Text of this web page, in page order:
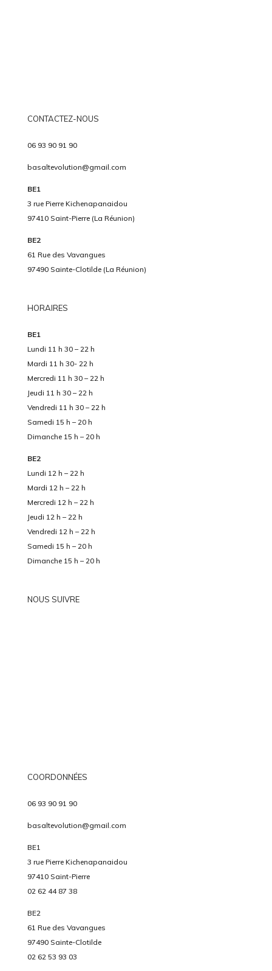
CONTACTEZ-NOUS
06 93 90 91 90
basaltevolution@gmail.com
BE1
3 rue Pierre Kichenapanaidou
97410 Saint-Pierre (La Réunion)
BE2
61 Rue des Vavangues
97490 Sainte-Clotilde (La Réunion)
HORAIRES
BE1
Lundi 11 h 30 – 22 h
Mardi 11 h 30- 22 h
Mercredi 11 h 30 – 22 h
Jeudi 11 h 30 – 22 h
Vendredi 11 h 30 – 22 h
Samedi 15 h – 20 h
Dimanche 15 h – 20 h
BE2
Lundi 12 h – 22 h
Mardi 12 h – 22 h
Mercredi 12 h – 22 h
Jeudi 12 h – 22 h
Vendredi 12 h – 22 h
Samedi 15 h – 20 h
Dimanche 15 h – 20 h
NOUS SUIVRE
COORDONNÉES
06 93 90 91 90
basaltevolution@gmail.com
BE1
3 rue Pierre Kichenapanaidou
97410 Saint-Pierre
02 62 44 87 38
BE2
61 Rue des Vavangues
97490 Sainte-Clotilde
02 62 53 93 03